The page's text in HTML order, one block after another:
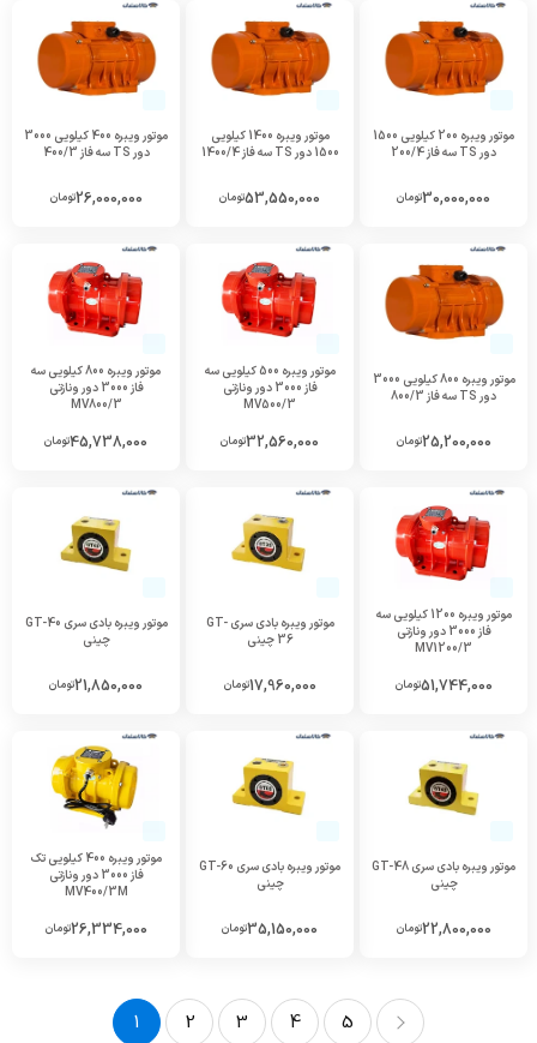
موتور ویبره 200 کیلویی 1500
دور TS سه فاز 200/4
30,000,000تومان
موتور ویبره 1400 کیلویی
1500 دور TS سه فاز 1400/4
53,550,000تومان
موتور ویبره 400 کیلویی 3000
دور TS سه فاز 400/3
26,000,000تومان
موتور ویبره 800 کیلویی 3000
دور TS سه فاز 800/3
25,200,000تومان
موتور ویبره 500 کیلویی سه
فاز 3000 دور ونازتی
MV500/3
32,560,000تومان
موتور ویبره 800 کیلویی سه
فاز 3000 دور ونازتی
MV800/3
45,738,000تومان
موتور ویبره 1200 کیلویی سه
فاز 3000 دور ونازتی
MV1200/3
51,744,000تومان
موتور ویبره بادی سری GT-
36 چینی
17,960,000تومان
موتور ویبره بادی سری GT-40
چینی
21,850,000تومان
موتور ویبره بادی سری GT-48
چینی
22,800,000تومان
موتور ویبره بادی سری GT-60
چینی
35,150,000تومان
موتور ویبره 400 کیلویی تک
فاز 3000 دور ونازتی
MV400/3M
26,334,000تومان
1 2 3 4 5